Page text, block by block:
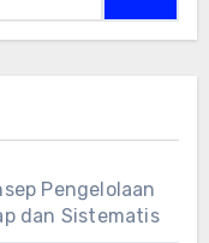
Pengelolaan
dan Sistematis